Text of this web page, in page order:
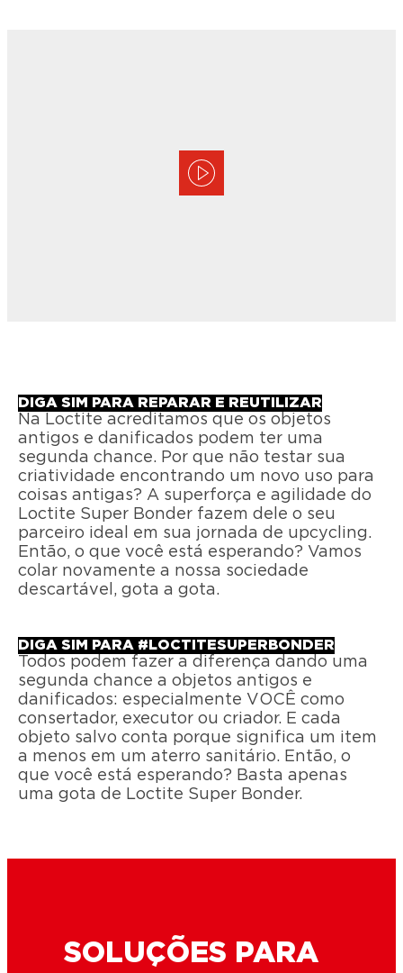
DIGA SIM PARA REPARAR E REUTILIZAR
Na Loctite acreditamos que os objetos
antigos e danificados podem ter uma
segunda chance. Por que não testar sua
criatividade encontrando um novo uso para
coisas antigas? A superforça e agilidade do
Loctite Super Bonder fazem dele o seu
parceiro ideal em sua jornada de upcycling.
Então, o que você está esperando? Vamos
colar novamente a nossa sociedade
descartável, gota a gota.
DIGA SIM PARA #LOCTITESUPERBONDER
Todos podem fazer a diferença dando uma
segunda chance a objetos antigos e
danificados: especialmente VOCÊ como
consertador, executor ou criador. E cada
objeto salvo conta porque significa um item
a menos em um aterro sanitário. Então, o
que você está esperando? Basta apenas
uma gota de Loctite Super Bonder.
SOLUÇÕES PARA